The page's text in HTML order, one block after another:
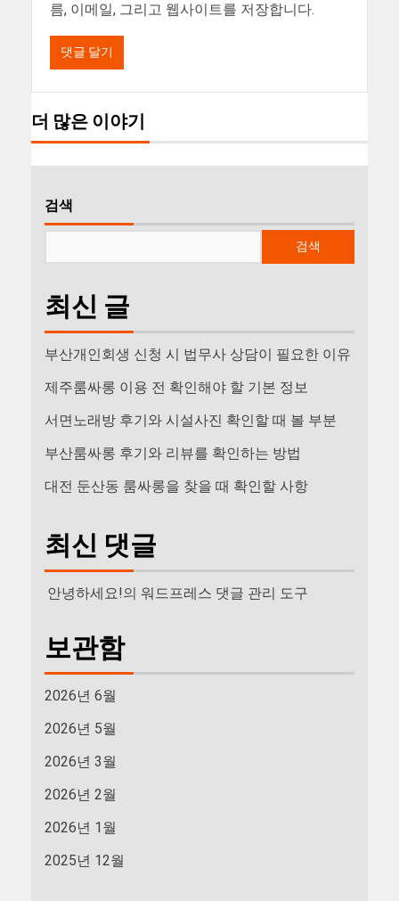
름, 이메일, 그리고 웹사이트를 저장합니다.
더 많은 이야기
검색
검색
최신 글
부산개인회생 신청 시 법무사 상담이 필요한 이유
제주룸싸롱 이용 전 확인해야 할 기본 정보
서면노래방 후기와 시설사진 확인할 때 볼 부분
부산룸싸롱 후기와 리뷰를 확인하는 방법
대전 둔산동 룸싸롱을 찾을 때 확인할 사항
최신 댓글
안녕하세요!의 워드프레스 댓글 관리 도구
보관함
2026년 6월
2026년 5월
2026년 3월
2026년 2월
2026년 1월
2025년 12월